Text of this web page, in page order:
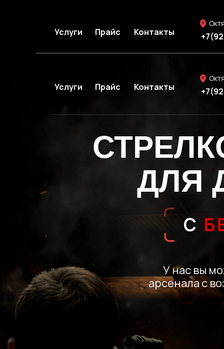
Контакты
Прайс
Услуги
ДЛЯ
Услуги Прайс Контакты
У нас вы
арсенала с
С